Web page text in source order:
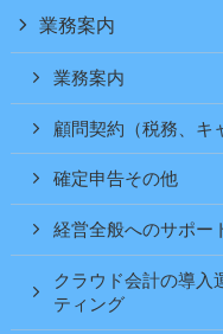
業務案内
業務案内
顧問契約（税務、キ
確定申告その他
経営全般へのサポー
クラウド会計の導入
ティング